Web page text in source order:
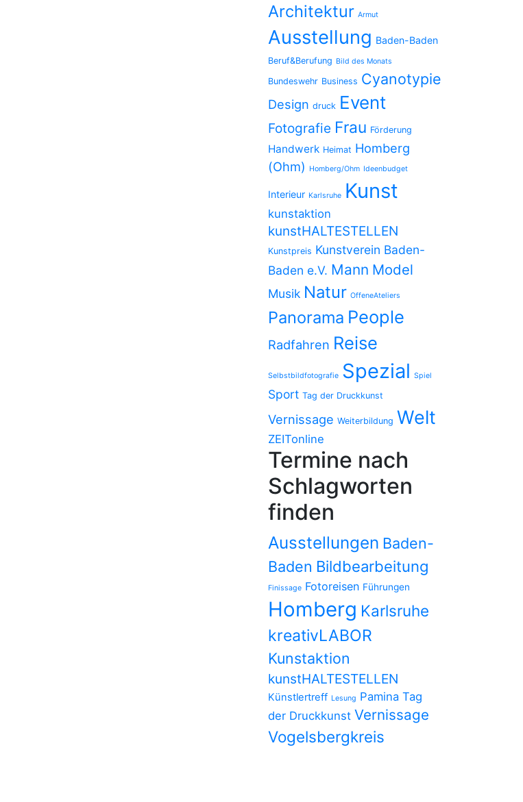
Architektur Armut
Ausstellung Baden-Baden
Beruf&Berufung Bild des Monats
Bundeswehr Business Cyanotypie
Design druck Event
Fotografie Frau Förderung
Handwerk Heimat Homberg
(Ohm)
Homberg/Ohm Ideenbudget
Interieur Karlsruhe Kunst
kunstaktion
kunstHALTESTELLEN
Kunstpreis Kunstverein Baden-
Baden e.V. Mann Model
Musik Natur OffeneAteliers
Panorama People
Radfahren Reise
Selbstbildfotografie Spezial Spiel
Sport Tag der Druckkunst
Vernissage Weiterbildung Welt
ZEITonline
Termine nach
Schlagworten
finden
Ausstellungen Baden-
Baden Bildbearbeitung
Finissage Fotoreisen Führungen
Homberg Karlsruhe
kreativLABOR
Kunstaktion
kunstHALTESTELLEN
Künstlertreff Lesung Pamina Tag
der Druckkunst Vernissage
Vogelsbergkreis